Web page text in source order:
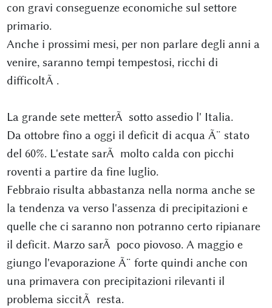
con gravi conseguenze economiche sul settore
primario.
Anche i prossimi mesi, per non parlare degli anni a
venire, saranno tempi tempestosi, ricchi di
difficoltÃ .
La grande sete metterÃ sotto assedio l' Italia.
Da ottobre fino a oggi il deficit di acqua Ã¨ stato
del 60%. L'estate sarÃ molto calda con picchi
roventi a partire da fine luglio.
Febbraio risulta abbastanza nella norma anche se
la tendenza va verso l'assenza di precipitazioni e
quelle che ci saranno non potranno certo ripianare
il deficit. Marzo sarÃ poco piovoso. A maggio e
giungo l'evaporazione Ã¨ forte quindi anche con
una primavera con precipitazioni rilevanti il
problema siccitÃ resta.